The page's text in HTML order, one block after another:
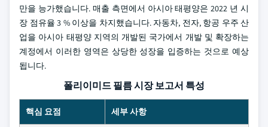
만을 능가했습니다. 매출 측면에서 아시아 태평양은 2022 년 시
장 점유율 3 % 이상을 차지했습니다. 자동차, 전자, 항공 우주 산
업을 아시아 태평양 지역의 개발된 국가에서 개발 및 확장하는
계정에서 이러한 영역은 상당한 성장을 입증하는 것으로 예상
됩니다.
폴리이미드 필름 시장 보고서 특성
핵심 요점 세부 사항